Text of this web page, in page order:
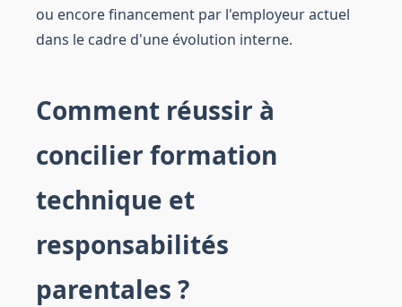
ou encore financement par l'employeur actuel
dans le cadre d'une évolution interne.
Comment réussir à
concilier formation
technique et
responsabilités
parentales ?